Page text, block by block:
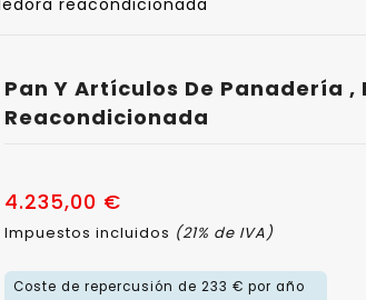
reacondicionada
Pan Y Artículos De Panadería ,
Reacondicionada
4.235,00 €
Impuestos incluidos (21% de IVA)
Coste de repercusión de 233 € por año